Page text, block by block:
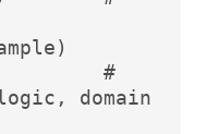
#
domain